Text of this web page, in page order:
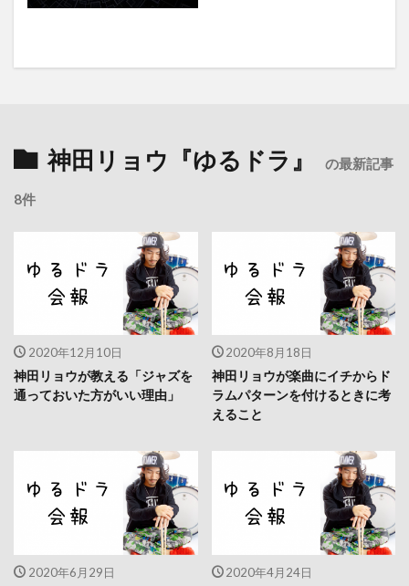
神田リョウ『ゆるドラ』 の最新記事
8件
2020年12月10日
神田リョウが教える「ジャズを
通っておいた方がいい理由」
2020年8月18日
神田リョウが楽曲にイチからド
ラムパターンを付けるときに考
えること
2020年6月29日 2020年4月24日